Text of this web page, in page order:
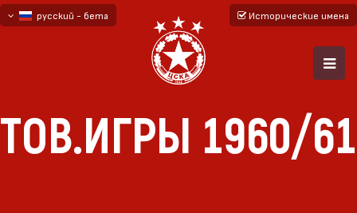
русский - бета
Исторические имена
ТОВ.ИГРЫ 1960/61